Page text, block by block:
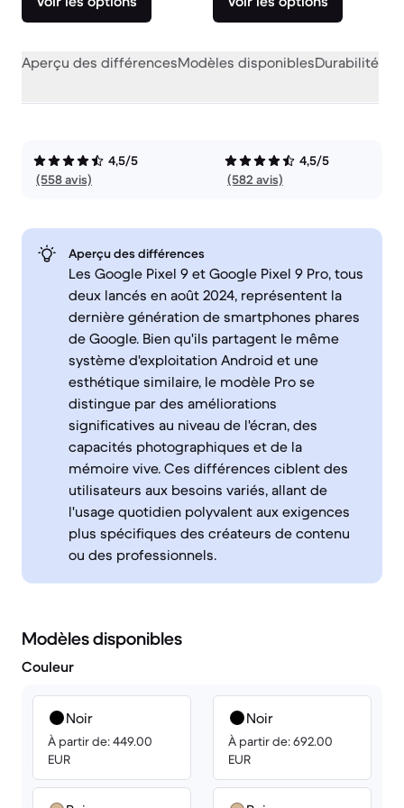
Aperçu des différencesModèles disponiblesDurabilité
4,5/5
(558 avis)
4,5/5
(582 avis)
Aperçu des différences
Les Google Pixel 9 et Google Pixel 9 Pro, tous
deux lancés en août 2024, représentent la
dernière génération de smartphones phares
de Google. Bien qu'ils partagent le même
système d'exploitation Android et une
esthétique similaire, le modèle Pro se
distingue par des améliorations
significatives au niveau de l'écran, des
capacités photographiques et de la
mémoire vive. Ces différences ciblent des
utilisateurs aux besoins variés, allant de
l'usage quotidien polyvalent aux exigences
plus spécifiques des créateurs de contenu
ou des professionnels.
Modèles disponibles
Couleur
Noir
À partir de: 449.00
EUR
Noir
À partir de: 692.00
EUR